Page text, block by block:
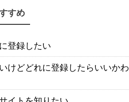
すめ
登録したい
けどどれに登録したらいいかわ